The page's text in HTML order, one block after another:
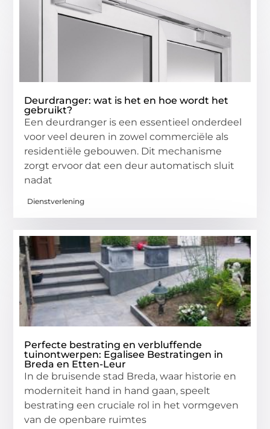
Deurdranger: wat is het en hoe wordt het
gebruikt?
Een deurdranger is een essentieel onderdeel
voor veel deuren in zowel commerciële als
residentiële gebouwen. Dit mechanisme
zorgt ervoor dat een deur automatisch sluit
nadat
Dienstverlening
Perfecte bestrating en verbluffende
tuinontwerpen: Egalisee Bestratingen in
Breda en Etten-Leur
In de bruisende stad Breda, waar historie en
moderniteit hand in hand gaan, speelt
bestrating een cruciale rol in het vormgeven
van de openbare ruimtes